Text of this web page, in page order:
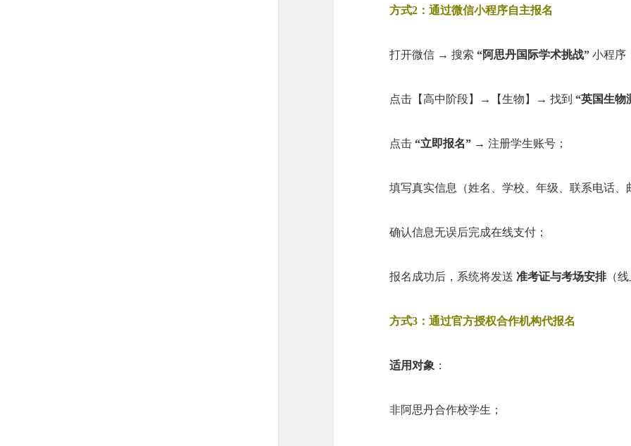
方式2：通过微信小程序自主报名
打开微信 → 搜索“阿思丹国际学术挑战” 小程序
点击【高中阶段】→【生物】→ 找到“英国生物
点击“立即报名” → 注册学生账号；
填写真实信息（姓名、学校、年级、联系电话、
确认信息无误后完成在线支付；
报名成功后，系统将发送准考证与考场安排（线
方式3：通过官方授权合作机构代报名
适用对象 ：
非阿思丹合作校学生；